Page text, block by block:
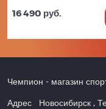
16 490 руб.
Чемпион - магазин
Адрес Новосибирск ,